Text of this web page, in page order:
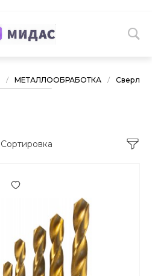
/ МЕТАЛЛООБРАБОТКА / Сверла,
Сортировка